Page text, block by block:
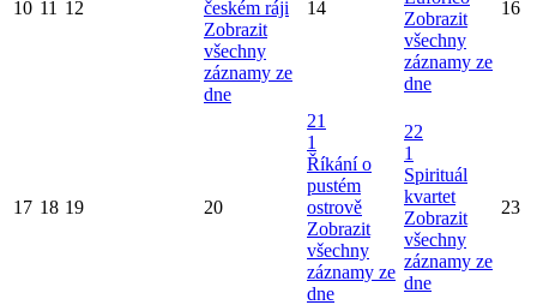
10 11 12
českém ráji
Zobrazit
všechny
záznamy ze
dne
14
Zobrazit
všechny
záznamy ze
dne
16
17 18 19 20
21
1
Říkání o
pustém
ostrově
Zobrazit
všechny
záznamy ze
dne
22
1
Spirituál
kvartet
Zobrazit
všechny
záznamy ze
dne
23